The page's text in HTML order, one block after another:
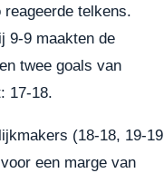
telkens.
9-9 maakten de
twee goals van
17-18.
(18-18, 19-19
een marge van